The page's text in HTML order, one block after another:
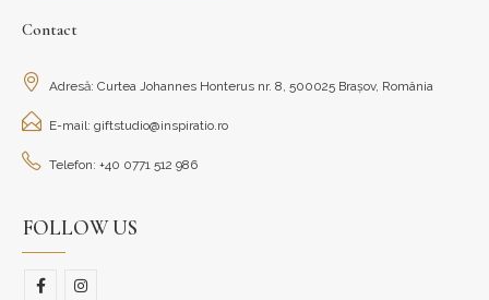
Contact
Adresă: Curtea Johannes Honterus nr. 8, 500025 Brașov, România
E-mail: giftstudio@inspiratio.ro
Telefon: +40 0771 512 986
FOLLOW US